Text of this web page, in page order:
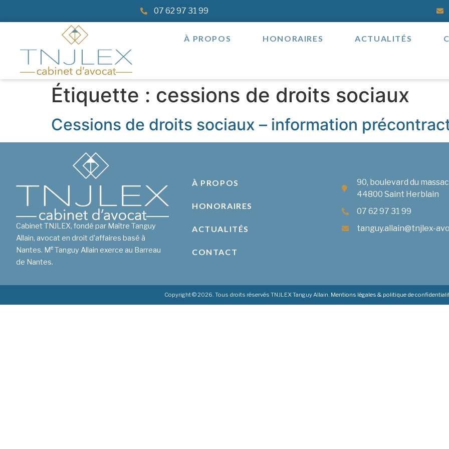
07 62 97 31 99
À PROPOS HONORAIRES ACTUALITÉS
Étiquette : cessions de droits sociaux
Cessions de droits sociaux – information
Cabinet TNJLEX, fondé par Maître Tanguy
Allain, avocat en droit d’affaires basé à
Nantes. Me Tanguy Allain exerce au Barreau
de Nantes.
À PROPOS
HONORAIRES
ACTUALITÉS
CONTACT
90, boulevard du
44800 Saint Herblain
07 62 97 31 99
tanguy.allain@tnjlex-
Copyright © 2026. Tous droits réservés TNJLEX Tanguy Allain. Mentions légales & politique de